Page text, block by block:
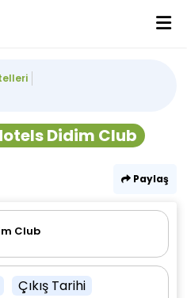
Didim Club
Paylaş
Çıkış Tarihi